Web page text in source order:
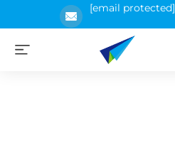
[email protected]